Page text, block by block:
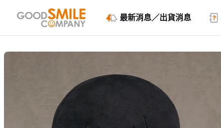
最新消息／出貨消息